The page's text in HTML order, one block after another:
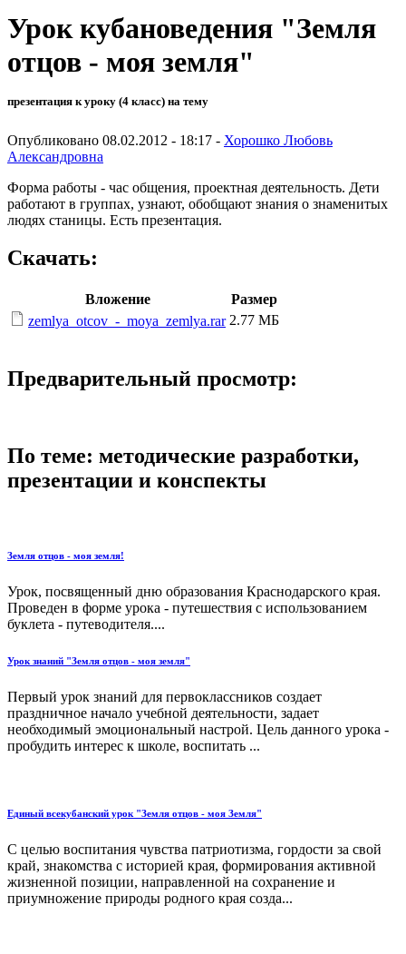
Урок кубановедения "Земля
отцов - моя земля"
презентация к уроку (4 класс) на тему
Опубликовано 08.02.2012 - 18:17 - Хорошко Любовь
Александровна
Форма работы - час общения, проектная деятельность. Дети
работают в группах, узнают, обобщают знания о знаменитых
людях станицы. Есть презентация.
Скачать:
Вложение
Размер
zemlya_otcov_-_moya_zemlya.rar 2.77 МБ
Предварительный просмотр:
По теме: методические разработки,
презентации и конспекты
Земля отцов - моя земля!
Урок, посвященный дню образования Краснодарского края.
Проведен в форме урока - путешествия с использованием
буклета - путеводителя....
Урок знаний "Земля отцов - моя земля"
Первый урок знаний для первоклассников создает
праздничное начало учебной деятельности, задает
необходимый эмоциональный настрой. Цель данного урока -
пробудить интерес к школе, воспитать ...
Единый всекубанский урок "Земля отцов - моя Земля"
С целью воспитания чувства патриотизма, гордости за свой
край, знакомства с историей края, формирования активной
жизненной позиции, направленной на сохранение и
приумножение природы родного края созда...